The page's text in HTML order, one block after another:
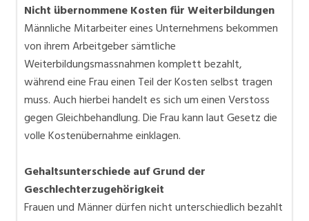
Nicht übernommene Kosten für Weiterbildungen
Männliche Mitarbeiter eines Unternehmens bekommen
von ihrem Arbeitgeber sämtliche
Weiterbildungsmassnahmen komplett bezahlt,
während eine Frau einen Teil der Kosten selbst tragen
muss. Auch hierbei handelt es sich um einen Verstoss
gegen Gleichbehandlung. Die Frau kann laut Gesetz die
volle Kostenübernahme einklagen.
Gehaltsunterschiede auf Grund der
Geschlechterzugehörigkeit
Frauen und Männer dürfen nicht unterschiedlich bezahlt